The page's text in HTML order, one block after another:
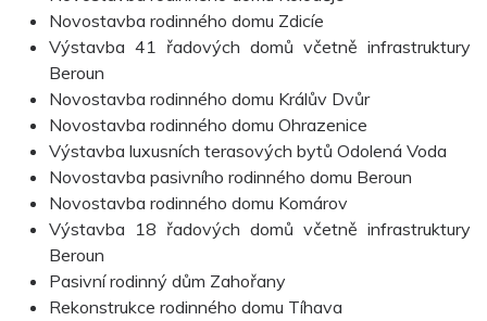
Novostavba rodinného domu Zdicíe
Výstavba 41 řadových domů včetně infrastruktury
Beroun
Novostavba rodinného domu Králův Dvůr
Novostavba rodinného domu Ohrazenice
Výstavba luxusních terasových bytů Odolená Voda
Novostavba pasivního rodinného domu Beroun
Novostavba rodinného domu Komárov
Výstavba 18 řadových domů včetně infrastruktury
Beroun
Pasivní rodinný dům Zahořany
Rekonstrukce rodinného domu Tíhava